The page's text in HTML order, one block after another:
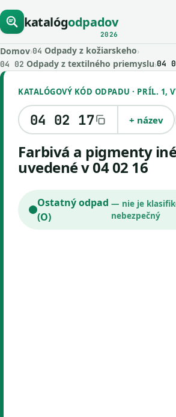
katalógodpadov
2026
Domov›04 Odpady z kožiarskeho›
04 02 Odpady z textilného priemyslu›04
KATALÓGOVÝ KÓD ODPADU · PRÍL. 1,
04 02 17 + název
farbivá a pigmenty iné ako
uvedené v 04 02 16
Ostatný odpad
(O)
— nie je
nebezpečný